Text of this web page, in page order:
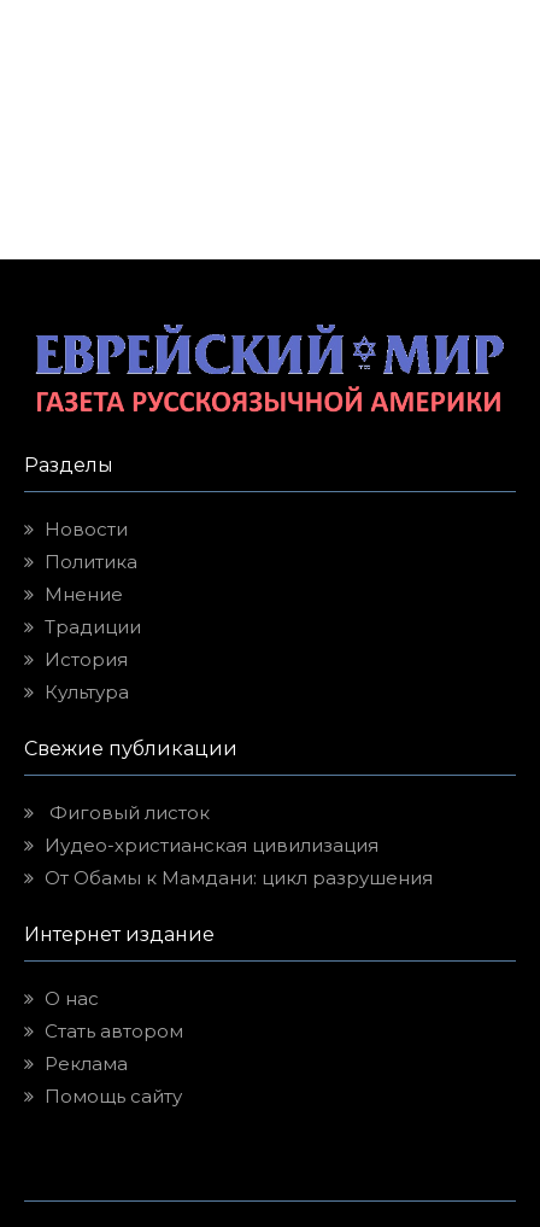
Разделы
Новости
Политика
Мнение
Традиции
История
Культура
Свежие публикации
Фиговый листок
Иудео-христианская цивилизация
От Обамы к Мамдани: цикл разрушения
Интернет издание
О нас
Стать автором
Реклама
Помощь сайту